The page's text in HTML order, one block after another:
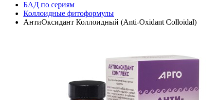
БАД по сериям
Коллоидные фитоформулы
АнтиОксидант Коллоидный (Anti-Oxidant Colloidal)